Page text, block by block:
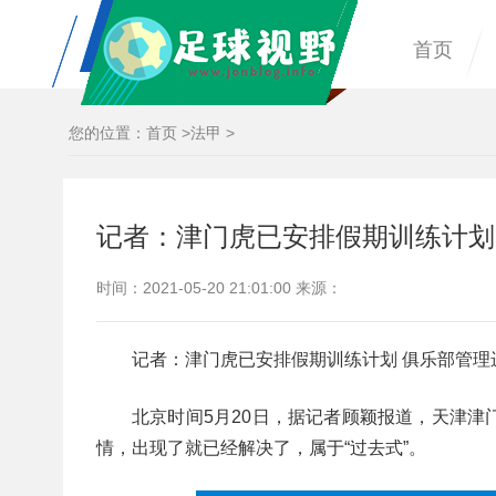
首页
您的位置： 首页 >法甲 >
记者：津门虎已安排假期训练计
时间：2021-05-20 21:01:00 来源：
记者：津门虎已安排假期训练计划 俱乐部管
北京时间5月20日，据记者顾颖报道，天津
情，出现了就已经解决了，属于“过去式”。